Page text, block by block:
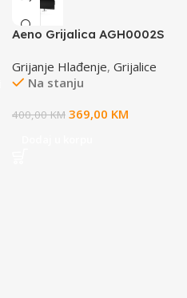
Aeno Grijalica AGH0002S
Grijanje Hlađenje, Grijalice
Na stanju
400,00KM 369,00 KM